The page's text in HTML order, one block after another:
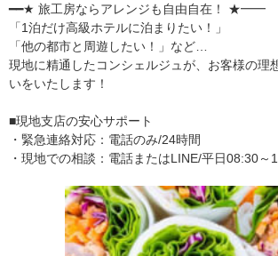
━━★ 旅工房ならアレンジも自由自在！ ★━━
「1泊だけ高級ホテルに泊まりたい！」
「他の都市と周遊したい！」など…
現地に精通したコンシェルジュが、お客様の理
いをいたします！
■現地支店の安心サポート
・緊急連絡対応：電話のみ/24時間
・現地での相談：電話またはLINE/平日08:30～